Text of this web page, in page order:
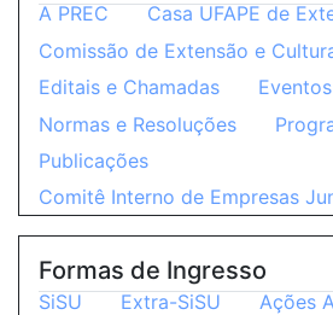
A PREC
Casa UFAPE de
Comissão de Extensão e
Editais e Chamadas
Eventos
Normas e Resoluções
Publicações
Comitê Interno de Empresas
Formas de Ingresso
SiSU Extra-SiSU
Ações